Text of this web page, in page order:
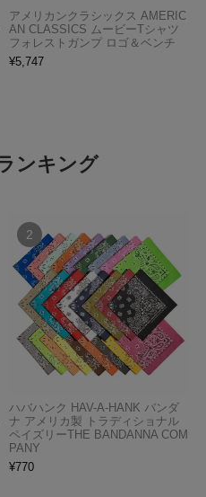
アメリカンクラシックス AMERIC
AN CLASSICS ムービーTシャツ
フォレストガンプ ロゴ＆ベンチ
¥5,747
ンキング
ハバハンク HAV-A-HANK バンダ
ナ アメリカ製 トラディショナル
ペイズリーTHE BANDANNA COM
PANY
¥770